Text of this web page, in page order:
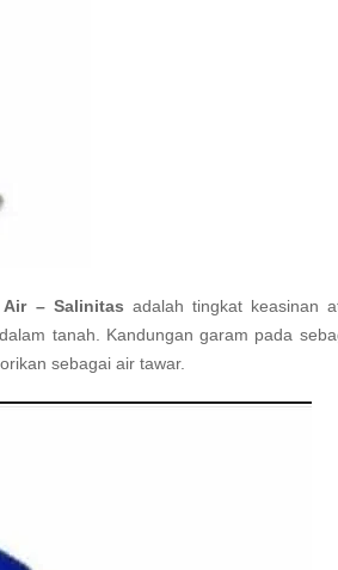
Air – Salinitas adalah tingkat keasinan
tanah. Kandungan garam pada
sebagai air tawar.